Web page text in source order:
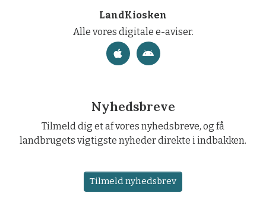
LandKiosken
Alle vores digitale e-aviser.
Nyhedsbreve
Tilmeld dig et af vores nyhedsbreve, og få
landbrugets vigtigste nyheder direkte i indbakken.
Tilmeld nyhedsbrev